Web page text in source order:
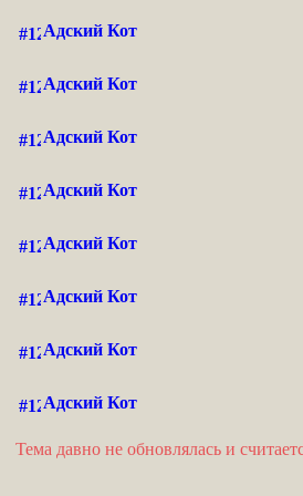
Адский Кот
Адский Кот
Адский Кот
Адский Кот
Адский Кот
Адский Кот
Адский Кот
Адский Кот
Тема давно не обновлялась и